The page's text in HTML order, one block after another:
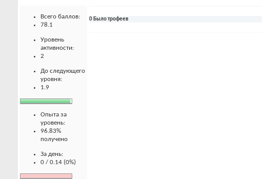
Всего баллов:
78.1
Уровень
активности:
2
До следующего
уровня:
1.9
Опыта за
уровень:
96.83%
получено
За день:
0 / 0.14 (0%)
0 Было трофеев